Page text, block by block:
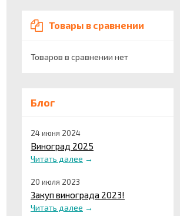
Товары в сравнении
Товаров в сравнении нет
Блог
24 июня 2024
Виноград 2025
Читать далее →
20 июля 2023
Закуп винограда 2023!
Читать далее →